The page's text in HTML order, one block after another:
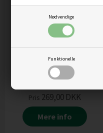
Nødvendige
Funktionelle
LÆRRED PRINT,
MONSTERA-BLADE SORT
Pris 269,00 DKK
Mere info